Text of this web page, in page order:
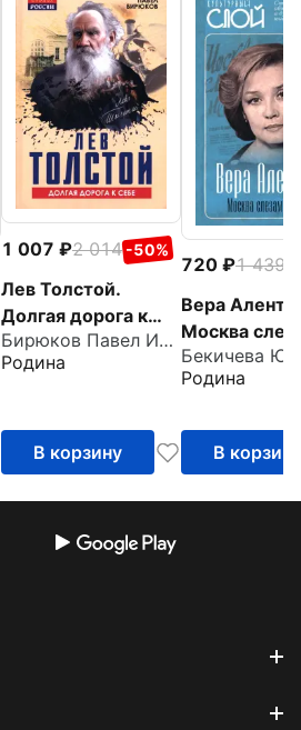
1 007 2 014 -50%
Лев Толстой.
Долгая дорога к
себе
Бирюков Павел Иванович
Родина
В корзину
720 1 439
Вера
Москва
верит...
Бекичева
Родина
В корзину